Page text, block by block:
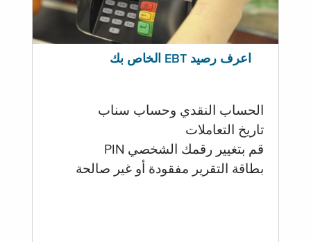
اعرف رصيد EBT الخاص بك
الحساب النقدي وحساب سناب
تاريخ التعاملات
قم بتغيير رقمك الشخصي PIN
بطاقة التقرير مفقودة أو غير صالحة